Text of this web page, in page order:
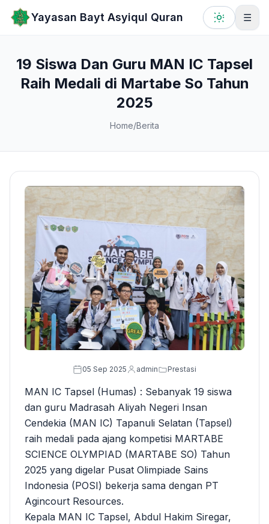
Lewati ke konten utama
Yayasan Bayt Asyiqul Quran ☰
19 Siswa Dan Guru MAN IC Tapsel
Raih Medali di Martabe So Tahun
2025
Home/Berita
05 Sep 2025 admin Prestasi
MAN IC Tapsel (Humas) : Sebanyak 19 siswa
dan guru Madrasah Aliyah Negeri Insan
Cendekia (MAN IC) Tapanuli Selatan (Tapsel)
raih medali pada ajang kompetisi MARTABE
SCIENCE OLYMPIAD (MARTABE SO) Tahun
2025 yang digelar Pusat Olimpiade Sains
Indonesia (POSI) bekerja sama dengan PT
Agincourt Resources.
Kepala MAN IC Tapsel, Abdul Hakim Siregar,